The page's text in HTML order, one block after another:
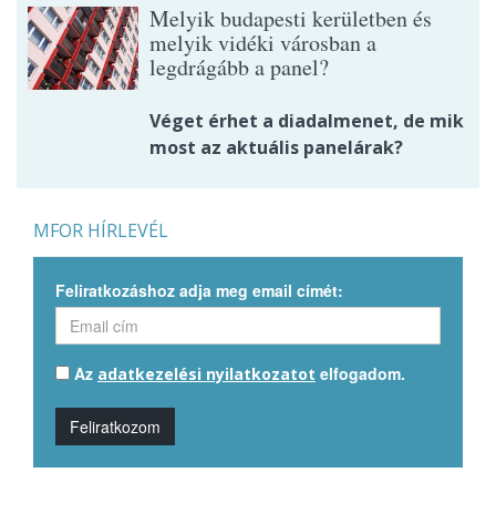
Melyik budapesti kerületben és
melyik vidéki városban a
legdrágább a panel?
Véget érhet a diadalmenet, de mik
most az aktuális panelárak?
MFOR HÍRLEVÉL
Feliratkozáshoz adja meg email címét:
Az adatkezelési nyilatkozatot elfogadom.
Feliratkozom